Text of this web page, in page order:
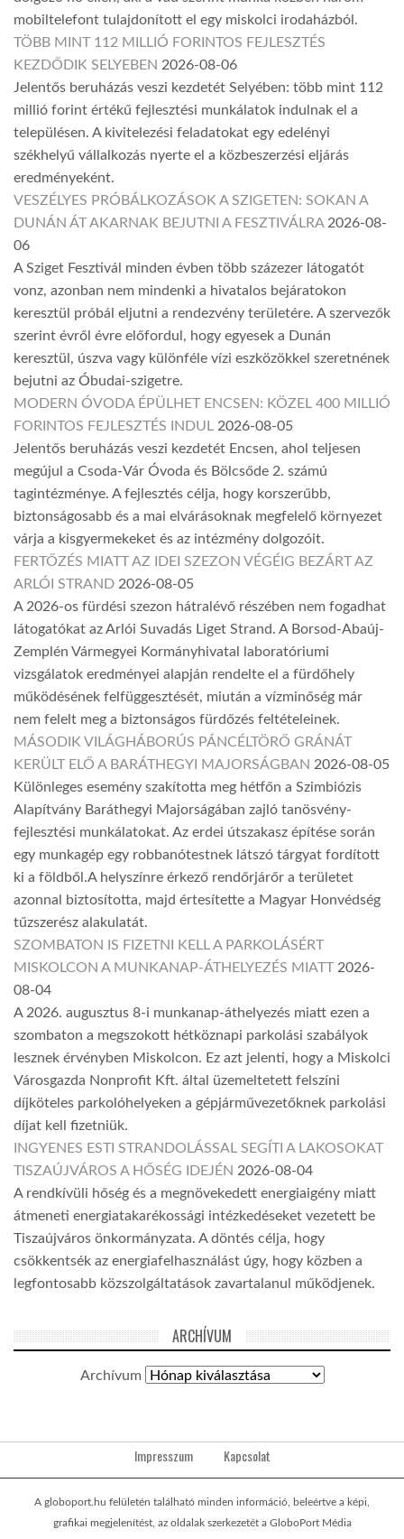
mobiltelefont tulajdonított el egy miskolci irodaházból.
TÖBB MINT 112 MILLIÓ FORINTOS FEJLESZTÉS
KEZDŐDIK SELYEBEN 2026-08-06
Jelentős beruházás veszi kezdetét Selyében: több mint 112
millió forint értékű fejlesztési munkálatok indulnak el a
településen. A kivitelezési feladatokat egy edelényi
székhelyű vállalkozás nyerte el a közbeszerzési eljárás
eredményeként.
VESZÉLYES PRÓBÁLKOZÁSOK A SZIGETEN: SOKAN A
DUNÁN ÁT AKARNAK BEJUTNI A FESZTIVÁLRA 2026-08-
06
A Sziget Fesztivál minden évben több százezer látogatót
vonz, azonban nem mindenki a hivatalos bejáratokon
keresztül próbál eljutni a rendezvény területére. A szervezők
szerint évről évre előfordul, hogy egyesek a Dunán
keresztül, úszva vagy különféle vízi eszközökkel szeretnének
bejutni az Óbudai-szigetre.
MODERN ÓVODA ÉPÜLHET ENCSEN: KÖZEL 400 MILLIÓ
FORINTOS FEJLESZTÉS INDUL 2026-08-05
Jelentős beruházás veszi kezdetét Encsen, ahol teljesen
megújul a Csoda-Vár Óvoda és Bölcsőde 2. számú
tagintézménye. A fejlesztés célja, hogy korszerűbb,
biztonságosabb és a mai elvárásoknak megfelelő környezet
várja a kisgyermekeket és az intézmény dolgozóit.
FERTŐZÉS MIATT AZ IDEI SZEZON VÉGÉIG BEZÁRT AZ
ARLÓI STRAND 2026-08-05
A 2026-os fürdési szezon hátralévő részében nem fogadhat
látogatókat az Arlói Suvadás Liget Strand. A Borsod-Abaúj-
Zemplén Vármegyei Kormányhivatal laboratóriumi
vizsgálatok eredményei alapján rendelte el a fürdőhely
működésének felfüggesztését, miután a vízminőség már
nem felelt meg a biztonságos fürdőzés feltételeinek.
MÁSODIK VILÁGHÁBORÚS PÁNCÉLTÖRŐ GRÁNÁT
KERÜLT ELŐ A BARÁTHEGYI MAJORSÁGBAN 2026-08-05
Különleges esemény szakította meg hétfőn a Szimbiózis
Alapítvány Baráthegyi Majorságában zajló tanösvény-
fejlesztési munkálatokat. Az erdei útszakasz építése során
egy munkagép egy robbanótestnek látszó tárgyat fordított
ki a földből.A helyszínre érkező rendőrjárőr a területet
azonnal biztosította, majd értesítette a Magyar Honvédség
tűzszerész alakulatát.
SZOMBATON IS FIZETNI KELL A PARKOLÁSÉRT
MISKOLCON A MUNKANAP-ÁTHELYEZÉS MIATT 2026-
08-04
A 2026. augusztus 8-i munkanap-áthelyezés miatt ezen a
szombaton a megszokott hétköznapi parkolási szabályok
lesznek érvényben Miskolcon. Ez azt jelenti, hogy a Miskolci
Városgazda Nonprofit Kft. által üzemeltetett felszíni
díjköteles parkolóhelyeken a gépjárművezetőknek parkolási
díjat kell fizetniük.
INGYENES ESTI STRANDOLÁSSAL SEGÍTI A LAKOSOKAT
TISZAÚJVÁROS A HŐSÉG IDEJÉN 2026-08-04
A rendkívüli hőség és a megnövekedett energiaigény miatt
átmeneti energiatakarékossági intézkedéseket vezetett be
Tiszaújváros önkormányzata. A döntés célja, hogy
csökkentsék az energiafelhasználást úgy, hogy közben a
legfontosabb közszolgáltatások zavartalanul működjenek.
ARCHÍVUM
Archívum
Impresszum Kapcsolat
A globoport.hu felületén található minden információ, beleértve a képi,
grafikai megjelenítést, az oldalak szerkezetét a GloboPort Média